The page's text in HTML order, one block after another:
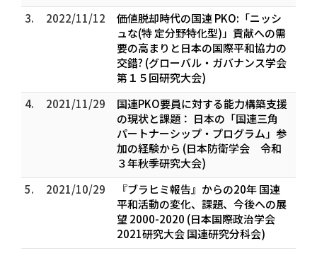
3.
2022/11/12
価値脱却時代の国連 PKO:「ニッシ
ュな(特 定分野特化型)」貢献への需
要の高まりと日本の国際平和協力の
交錯? (グローバル・ガバナンス学会
第１５回研究大会)
4.
2021/11/29
国連PKO要員に対する能力構築支援
の現状と課題： 日本の「国連三角
パートナーシップ・プログラム」参
加の経験から (日本防衛学会 令和
３年秋季研究大会)
5.
2021/10/29
『ブラヒミ報告』からの20年 ――国連
平和活動の変化、課題、今後への展
望 2000-2020 (日本国際政治学会
2021研究大会 国連研究分科会)